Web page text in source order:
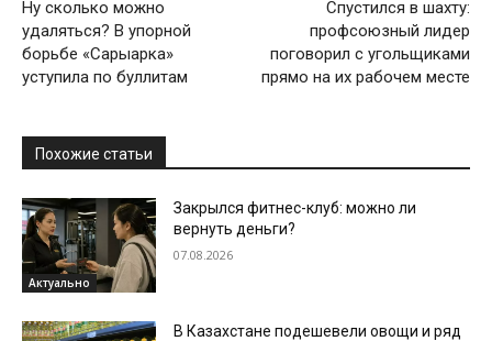
Ну сколько можно
удаляться? В упорной
борьбе «Сарыарка»
уступила по буллитам
Спустился в шахту:
профсоюзный лидер
поговорил с угольщиками
прямо на их рабочем месте
Похожие статьи
Актуально
Закрылся фитнес-клуб: можно ли
вернуть деньги?
07.08.2026
В Казахстане подешевели овощи и ряд